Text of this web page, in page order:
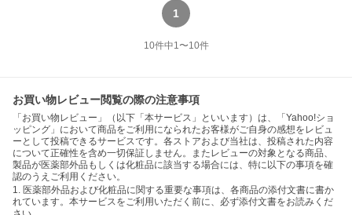
1
10件中1〜10件
お買い物レビュー閲覧の際の注意事項
「お買い物レビュー」（以下「本サービス」といいます）は、「Yahoo!ショ
ッピング」において商品をご利用になられたお客様がご自身の感想をレビュ
ーとして投稿できるサービスです。各ストアおよび当社は、投稿された内容
について正確性を含め一切保証しません。またレビューの対象となる商品、
製品が医薬部外品もしくは化粧品に該当する場合には、特に以下の事項を確
認のうえご利用ください。
1. 医薬部外品および化粧品に関する重要な事項は、各商品の添付文書に書か
れています。本サービスをご利用いただく前に、必ず添付文書をお読みくだ